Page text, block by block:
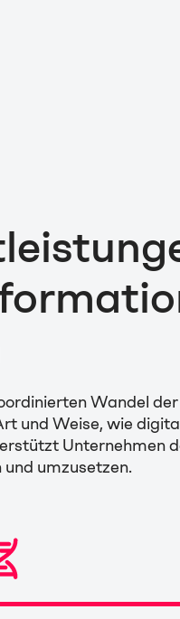
Wandel
und Weise, wie
Unternehmen
umzusetzen.